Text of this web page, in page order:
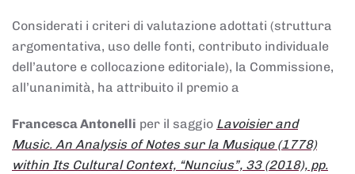
Considerati i criteri di valutazione adottati (struttura
argomentativa, uso delle fonti, contributo individuale
dell’autore e collocazione editoriale), la Commissione,
all’unanimità, ha attribuito il premio a
Francesca Antonelli per il saggio Lavoisier and
Music. An Analysis of Notes sur la Musique (1778)
within Its Cultural Context, “Nuncius”, 33 (2018), pp.